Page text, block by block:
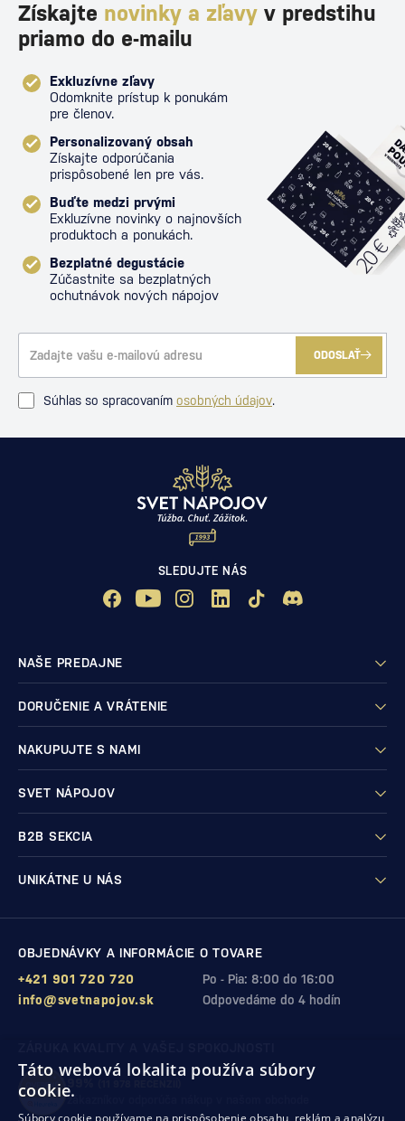
Získajte novinky a zľavy v predstihu
priamo do e-mailu
Exkluzívne zľavy
Odomknite prístup k ponukám
pre členov.
Personalizovaný obsah
Získajte odporúčania
prispôsobené len pre vás.
Buďte medzi prvými
Exkluzívne novinky o najnovších
produktoch a ponukách.
Bezplatné degustácie
Zúčastnite sa bezplatných
ochutnávok nových nápojov
ODOSLAŤ
Súhlas so spracovaním osobných údajov.
SLEDUJTE NÁS
NAŠE PREDAJNE
DORUČENIE A VRÁTENIE
NAKUPUJTE S NAMI
SVET NÁPOJOV
B2B SEKCIA
UNIKÁTNE U NÁS
OBJEDNÁVKY A INFORMÁCIE O TOVARE
Po - Pia: 8:00 do 16:00
+421 901 720 720
Odpovedáme do 4 hodín
info@svetnapojov.sk
zákazníkov odporúča nákup v našom obchode
Táto webová lokalita používa súbory
cookie.
Súbory cookie používame na prispôsobenie obsahu, reklám a analýzu